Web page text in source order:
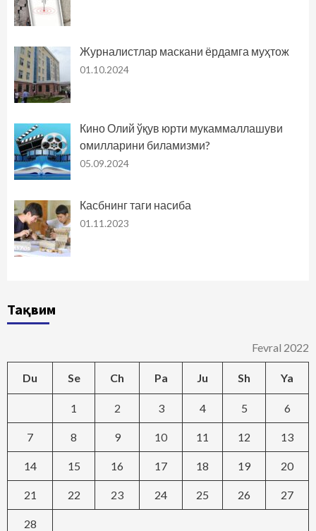
Журналистлар маскани ёрдамга муҳтож
01.10.2024
Кино Олий ўқув юрти мукаммаллашуви
омилларини биламизми?
05.09.2024
Касбнинг таги насиба
01.11.2023
Тақвим
Fevral 2022
Du Se Ch Pa Ju Sh Ya
1 2 3 4 5 6
7 8 9 10 11 12 13
14 15 16 17 18 19 20
21 22 23 24 25 26 27
28